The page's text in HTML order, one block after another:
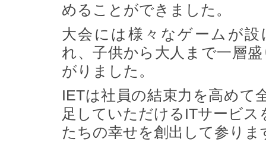
めることができました。
大会には様々なゲームが設
れ、子供から大人まで一層盛
がりました。
IETは社員の結束力を高めて
足していただけるITサービ
たちの幸せを創出して参りま